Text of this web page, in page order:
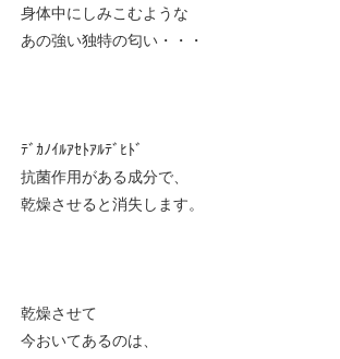
身体中にしみこむような
あの強い独特の匂い・・・
ﾃﾞｶﾉｲﾙｱｾﾄｱﾙﾃﾞﾋﾄﾞ
抗菌作用がある成分で、
乾燥させると消失します。
乾燥させて
今おいてあるのは、